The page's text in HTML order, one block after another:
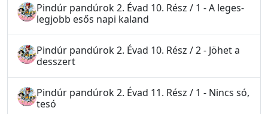
Pindúr pandúrok 2. Évad 10. Rész / 1 - A leges-
legjobb esős napi kaland
Pindúr pandúrok 2. Évad 10. Rész / 2 - Jöhet a
desszert
Pindúr pandúrok 2. Évad 11. Rész / 1 - Nincs só,
tesó